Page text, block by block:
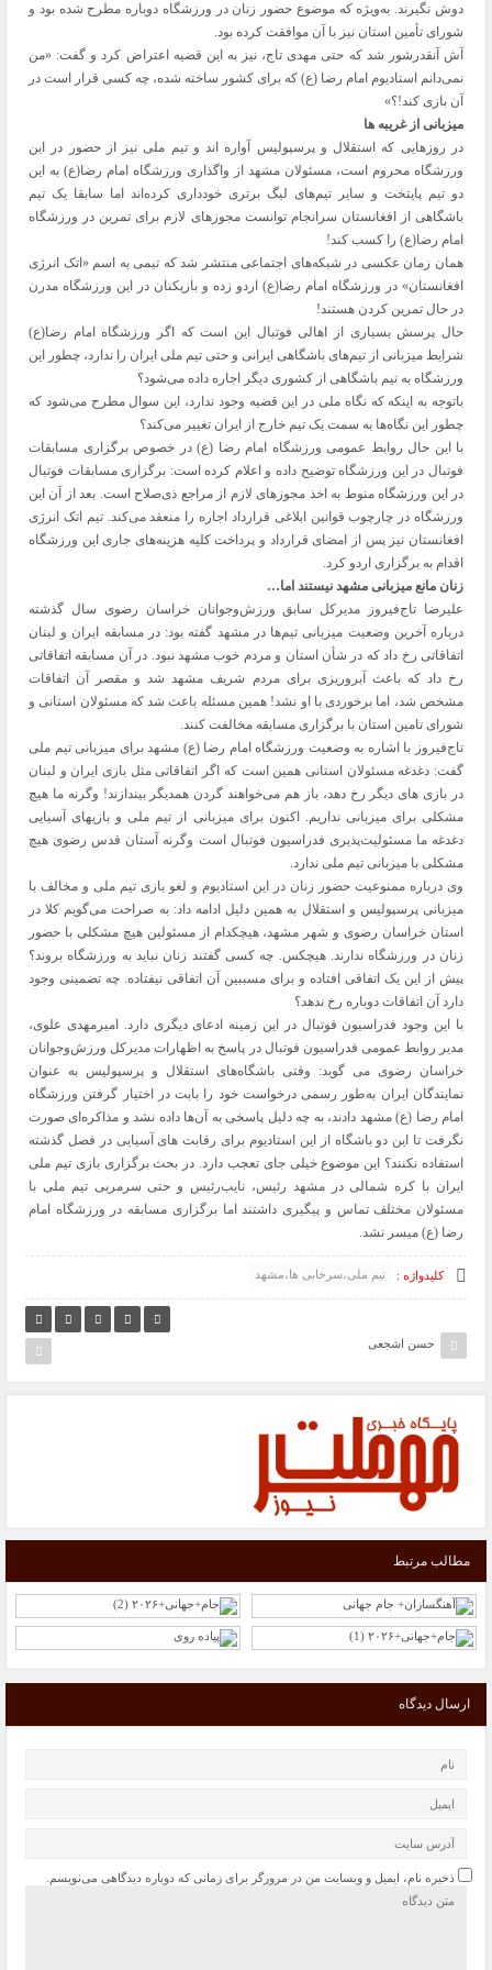
دوش نگیرند. به‌ویژه که موضوع حضور زنان در ورزشگاه دوباره مطرح شده بود و
شورای تأمین استان نیز با آن موافقت کرده بود.
آش آنقدرشور شد که حتی مهدی تاج، نیز به این قضیه اعتراض کرد و گفت: «من
نمی‌دانم استادیوم امام رضا (ع) که برای کشور ساخته شده، چه کسی قرار است در
آن بازی کند!؟»
میزبانی از غریبه ها
در روزهایی که استقلال و پرسپولیس آواره اند و تیم ملی نیز از حضور در این
ورزشگاه محروم است، مسئولان مشهد از واگذاری ورزشگاه امام رضا(ع) به این
دو تیم پایتخت و سایر تیم‌های لیگ برتری خودداری کرده‌اند اما سابقا یک تیم
باشگاهی از افغانستان سرانجام توانست مجوزهای لازم برای تمرین در ورزشگاه
امام رضا(ع) را کسب کند!
همان زمان عکسی در شبکه‌های اجتماعی منتشر شد که تیمی به اسم «اتک انرژی
افغانستان» در ورزشگاه امام رضا(ع) اردو زده و بازیکنان در این ورزشگاه مدرن
در حال تمرین کردن هستند!
حال پرسش بسیاری از اهالی فوتبال این است که اگر ورزشگاه امام رضا(ع)
شرایط میزبانی از تیم‌های باشگاهی ایرانی و حتی تیم ملی ایران را ندارد، چطور این
ورزشگاه به تیم باشگاهی از کشوری دیگر اجاره داده می‌شود؟
باتوجه به اینکه که نگاه ملی در این قضیه وجود ندارد، این سوال مطرح می‌شود که
چطور این نگاه‌ها به سمت یک تیم خارج از ایران تغییر می‌کند؟
با این حال روابط عمومی ورزشگاه امام رضا (ع) در خصوص برگزاری مسابقات
فوتبال در این ورزشگاه توضیح داده و اعلام کرده است: برگزاری مسابقات فوتبال
در این ورزشگاه منوط به اخذ مجوزهای لازم از مراجع ذی‌صلاح است. بعد از آن این
ورزشگاه در چارچوب قوانین ابلاغی قرارداد اجاره را منعقد می‌کند. تیم اتک انرژی
افغانستان نیز پس از امضای قرارداد و پرداخت کلیه هزینه‌های جاری این ورزشگاه
اقدام به برگزاری اردو کرد.
زنان مانع میزبانی مشهد نیستند اما…
علیرضا تاج‌فیروز مدیرکل سابق ورزش‌وجوانان خراسان رضوی سال گذشته
درباره آخرین وضعیت میزبانی تیم‌ها در مشهد گفته بود: در مسابقه ایران و لبنان
اتفاقاتی رخ داد که در شأن استان و مردم خوب مشهد نبود. در آن مسابقه اتفاقاتی
رخ داد که باعث آبروریزی برای مردم شریف مشهد شد و مقصر آن اتفاقات
مشخص شد، اما برخوردی با او نشد! همین مسئله باعث شد که مسئولان استانی و
شورای تامین استان با برگزاری مسابقه مخالفت کنند.
تاج‌فیروز با اشاره به وضعیت ورزشگاه امام رضا (ع) مشهد برای میزبانی تیم ملی
گفت: دغدغه مسئولان استانی همین است که اگر اتفاقاتی مثل بازی ایران و لبنان
در بازی های دیگر رخ دهد، باز هم می‌خواهند گردن همدیگر بیندازند! وگرنه ما هیچ
مشکلی برای میزبانی نداریم. اکنون برای میزبانی از تیم ملی و بازیهای آسیایی
دغدغه ما مسئولیت‌پذیری فدراسیون فوتبال است وگرنه آستان قدس رضوی هیچ
مشکلی با میزبانی تیم ملی ندارد.
وی درباره ممنوعیت حضور زنان در این استادیوم و لغو بازی تیم ملی و مخالف با
میزبانی پرسپولیس و استقلال به همین دلیل ادامه داد: به صراحت می‌گویم کلا در
استان خراسان رضوی و شهر مشهد، هیچکدام از مسئولین هیچ مشکلی با حضور
زنان در ورزشگاه ندارند. هیچکس. چه کسی گفتند زنان نباید به ورزشگاه بروند؟
پیش از این یک اتفاقی افتاده و برای مسببین آن اتفاقی نیفتاده. چه تضمینی وجود
دارد آن اتفاقات دوباره رخ ندهد؟
با این وجود فدراسیون فوتبال در این زمینه ادعای دیگری دارد. امیرمهدی علوی،
مدیر روابط عمومی فدراسیون فوتبال در پاسخ به اظهارات مدیرکل ورزش‌وجوانان
خراسان رضوی می گوید: وقتی باشگاه‌های استقلال و پرسپولیس به عنوان
نمایندگان ایران به‌طور رسمی درخواست خود را بابت در اختیار گرفتن ورزشگاه
امام رضا (ع) مشهد دادند، به چه دلیل پاسخی به آن‌ها داده نشد و مذاکره‌ای صورت
نگرفت تا این دو باشگاه از این استادیوم برای رقابت های آسیایی در فصل گذشته
استفاده نکنند؟ این موضوع خیلی جای تعجب دارد. در بحث برگزاری بازی تیم ملی
ایران با کره شمالی در مشهد رئیس، نایب‌رئیس و حتی سرمربی تیم ملی با
مسئولان مختلف تماس و پیگیری داشتند اما برگزاری مسابقه در ورزشگاه امام
رضا (ع) میسر نشد.
کلیدواژه : تیم ملی،سرخابی ها،مشهد
حسن اشجعی
مطالب مرتبط
ارسال دیدگاه
ذخیره نام، ایمیل و وبسایت من در مرورگر برای زمانی که دوباره دیدگاهی می‌نویسم.
هشدار درباره شیوع مصرف موادمخدر ناس در میان دانش‌آموزان/ در اکثر استان‌ها به‌راحتی